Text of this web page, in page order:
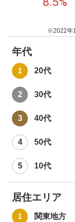
※2022年
年代
20代
30代
40代
50代
10代
居住エリア
関東地方